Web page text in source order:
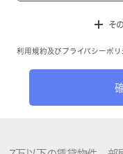
そ
利用規約 及び プライバシーポリ